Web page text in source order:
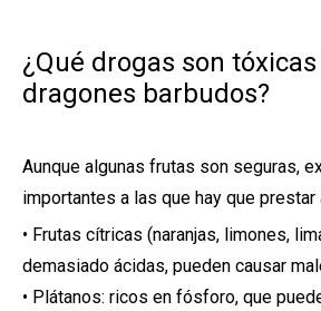
¿Qué drogas son
dragones barbudos?
Aunque algunas frutas son seguras,
importantes a las que hay que prestar
• Frutas cítricas (naranjas, limones,
demasiado ácidas, pueden causar
• Plátanos: ricos en fósforo, que